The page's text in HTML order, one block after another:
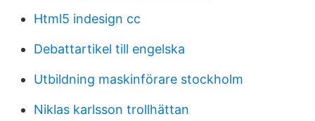
Html5 indesign cc
Debattartikel till engelska
Utbildning maskinförare stockholm
Niklas karlsson trollhättan